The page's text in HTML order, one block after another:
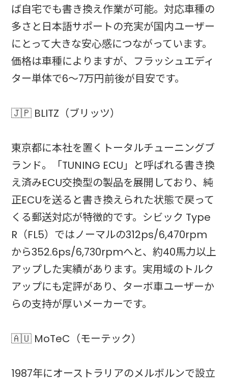
ば自宅でも書き換え作業が可能。対応車種の
多さと日本語サポートの充実が国内ユーザー
にとって大きな安心感につながっています。
価格は車種によりますが、フラッシュエディ
ター単体で6〜7万円前後が目安です。
🇯🇵 BLITZ（ブリッツ）
東京都に本社を置くトータルチューニングブ
ランド。「TUNING ECU」と呼ばれる書き換
え済みECU交換型の製品を展開しており、純
正ECUを送ると書き換えられた状態で戻って
くる郵送対応が特徴的です。シビック Type
R（FL5）ではノーマルの312ps/6,470rpm
から352.6ps/6,730rpmへと、約40馬力以上
アップした実績があります。実用域のトルク
アップにも定評があり、ターボ車ユーザーか
らの支持が厚いメーカーです。
🇦🇺 MoTeC（モーテック）
1987年にオーストラリアのメルボルンで設立